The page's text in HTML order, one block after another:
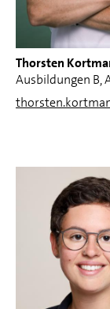
Thorsten
Ausbildungen B,